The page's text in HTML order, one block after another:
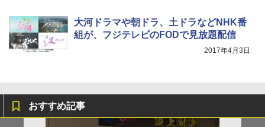
大河ドラマや朝ドラ、土ドラなどNHK番
組が、フジテレビのFODで見放題配信
2017年4月3日
おすすめ記事